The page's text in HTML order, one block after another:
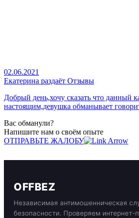
02.06.2021
Екатерина раздаёт Отзывы
Добрый день,хочу сказать что данный
настоящим,девушка обманывает
Вас обманули?
Напишите нам о своём опыте
ОТПРАВЬТЕ ЖАЛОБУ
OFFBEZ
Независимая антимошенническая
безопасности. Проверяем интернет-